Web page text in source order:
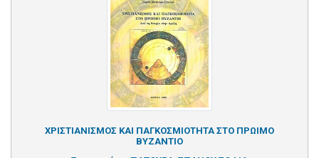
ΧΡΙΣΤΙΑΝΙΣΜΟΣ ΚΑΙ ΠΑΓΚΟΣΜΙΟΤΗΤΑ ΣΤΟ ΠΡΩΙΜΟ
ΒΥΖΑΝΤΙΟ